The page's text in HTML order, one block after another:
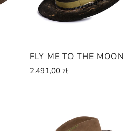
FLY ME TO THE MOON
2.491,00 zł